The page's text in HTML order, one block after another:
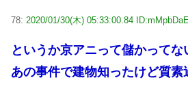
78: 2020/01/30(木) 05:33:00.84
というか京アニって儲かってな
あの事件で建物知ったけど質素